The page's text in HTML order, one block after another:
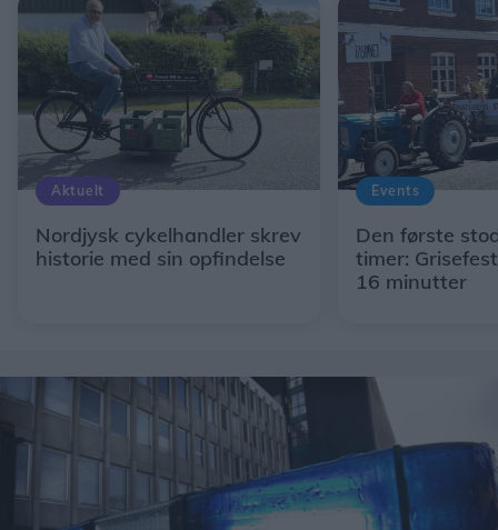
Aktuelt
Nordjysk cykelhandler skrev
historie med sin opfindelse
Events
Den første
timer:
16 minutter